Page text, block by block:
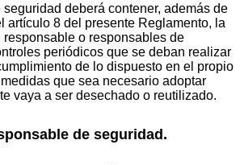
seguridad deberá contener, además de
artículo 8 del presente Reglamento, la
o responsables de
periódicos que se deban realizar
de lo dispuesto en el propio
que sea necesario adoptar
vaya a ser desechado o reutilizado.
de seguridad.